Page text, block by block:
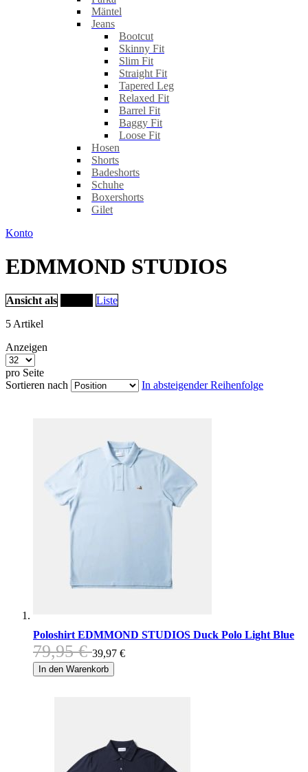
Mäntel
Jeans
Bootcut
Skinny Fit
Slim Fit
Straight Fit
Tapered Leg
Relaxed Fit
Barrel Fit
Baggy Fit
Loose Fit
Hosen
Shorts
Badeshorts
Schuhe
Boxershorts
Gilet
Konto
EDMMOND STUDIOS
Ansicht als
Liste
5 Artikel
Anzeigen
pro Seite
Sortieren nach
In absteigender Reihenfolge
Poloshirt EDMMOND STUDIOS Duck Polo Light Blue
79,95 € 39,97 €
In den Warenkorb